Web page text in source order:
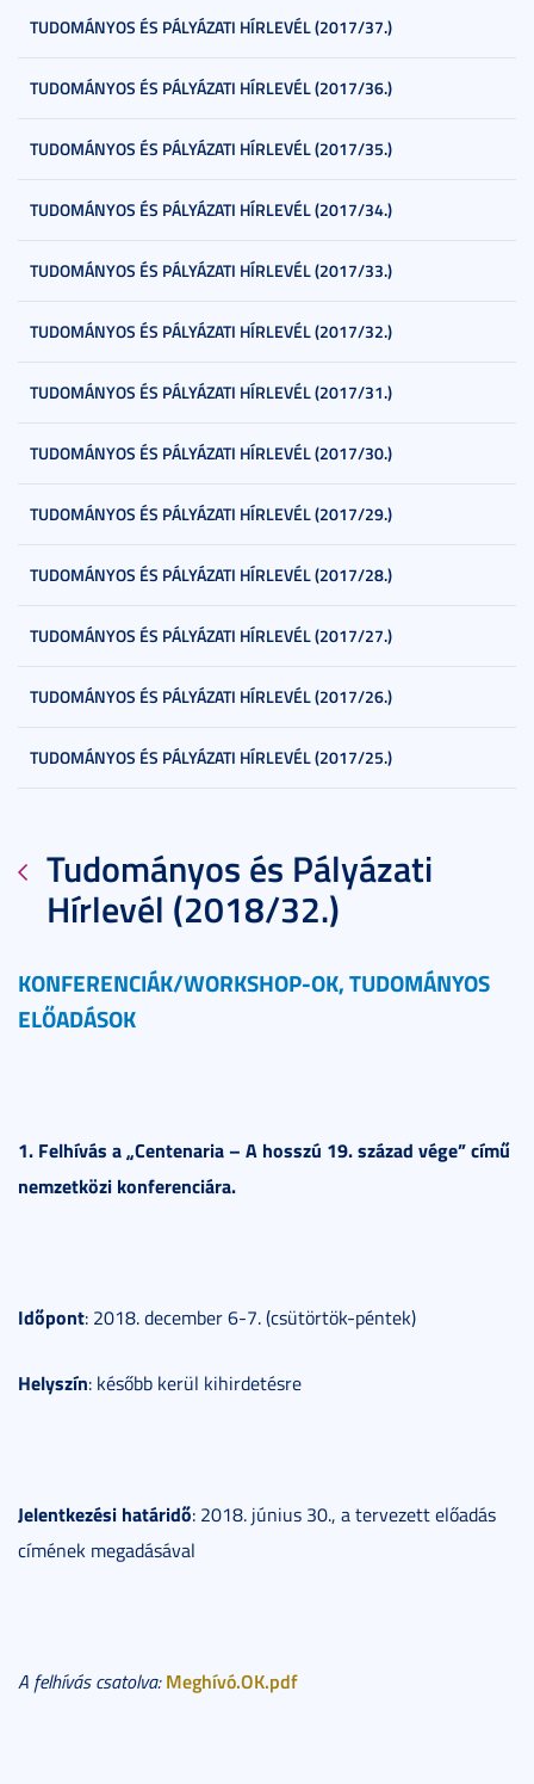
TUDOMÁNYOS ÉS PÁLYÁZATI HÍRLEVÉL (2017/37.)
TUDOMÁNYOS ÉS PÁLYÁZATI HÍRLEVÉL (2017/36.)
TUDOMÁNYOS ÉS PÁLYÁZATI HÍRLEVÉL (2017/35.)
TUDOMÁNYOS ÉS PÁLYÁZATI HÍRLEVÉL (2017/34.)
TUDOMÁNYOS ÉS PÁLYÁZATI HÍRLEVÉL (2017/33.)
TUDOMÁNYOS ÉS PÁLYÁZATI HÍRLEVÉL (2017/32.)
TUDOMÁNYOS ÉS PÁLYÁZATI HÍRLEVÉL (2017/31.)
TUDOMÁNYOS ÉS PÁLYÁZATI HÍRLEVÉL (2017/30.)
TUDOMÁNYOS ÉS PÁLYÁZATI HÍRLEVÉL (2017/29.)
TUDOMÁNYOS ÉS PÁLYÁZATI HÍRLEVÉL (2017/28.)
TUDOMÁNYOS ÉS PÁLYÁZATI HÍRLEVÉL (2017/27.)
TUDOMÁNYOS ÉS PÁLYÁZATI HÍRLEVÉL (2017/26.)
TUDOMÁNYOS ÉS PÁLYÁZATI HÍRLEVÉL (2017/25.)
Tudományos és Pályázati
Hírlevél (2018/32.)
KONFERENCIÁK/WORKSHOP-OK, TUDOMÁNYOS
ELŐADÁSOK
1. Felhívás a „Centenaria – A hosszú 19. század vége” című
nemzetközi konferenciára.
Időpont: 2018. december 6-7. (csütörtök-péntek)
Helyszín: később kerül kihirdetésre
Jelentkezési határidő: 2018. június 30., a tervezett előadás
címének megadásával
A felhívás csatolva: Meghívó.OK.pdf